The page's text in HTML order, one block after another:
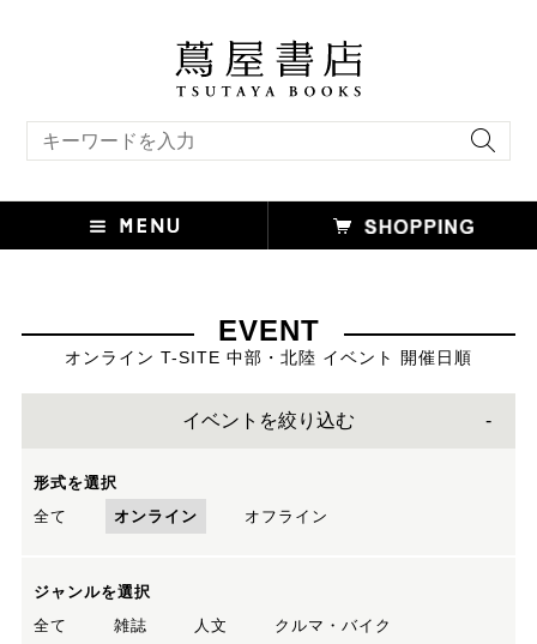
EVENT
オンライン T-SITE 中部・北陸 イベント 開催日順
イベントを絞り込む
形式を選択
全て
オンライン オフライン
ジャンルを選択
全て
雑誌 人文
クルマ・バイク